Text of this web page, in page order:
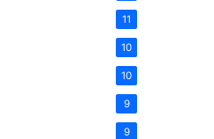
11
10
10
9
9